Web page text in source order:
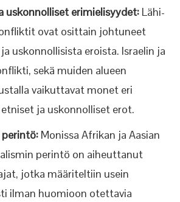
uskonnolliset erimielisyydet: Lähi-
ovat osittain johtuneet
uskonnollisista eroista. Israelin ja
sekä muiden alueen
vaikuttavat monet eri
ja uskonnolliset erot.
Monissa Afrikan ja Aasian
perintö on aiheuttanut
jotka määriteltiin usein
ilman huomioon otettavia